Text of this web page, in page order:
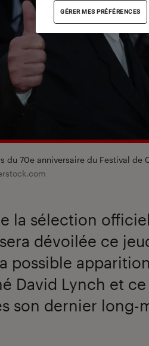
du 70e anniversaire du Festival de
la sélection
dévoilée ce
possible
David Lynch et
son dernier long-
GÉRER MES PRÉFÉRENCES